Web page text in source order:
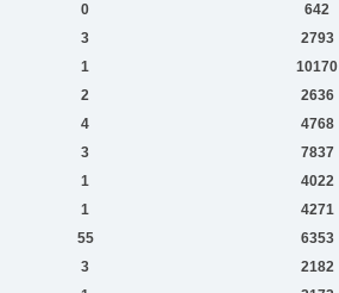
0 642
3 2793
1 10170
2 2636
4 4768
3 7837
1 4022
1 4271
55 6353
3 2182